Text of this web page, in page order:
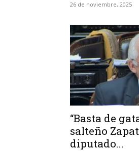
26 de noviembre, 2025
“Basta de
salteño
diputado...